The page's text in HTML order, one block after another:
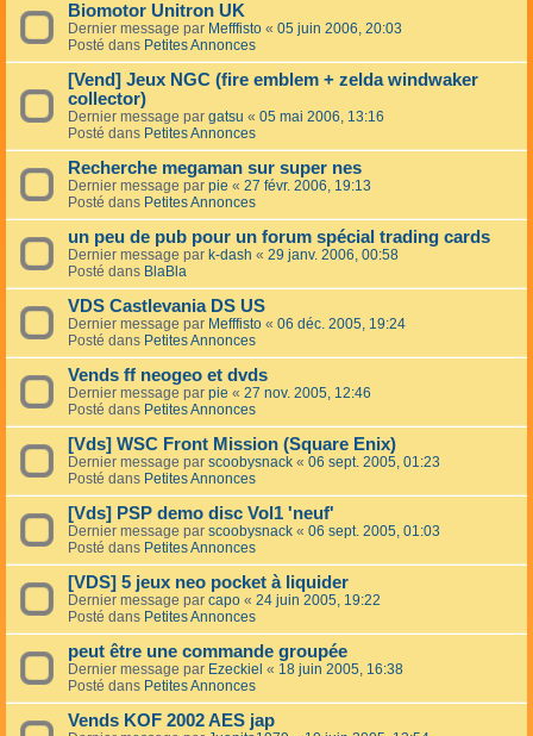
Biomotor Unitron UK
Dernier message par Mefffisto « 05 juin 2006, 20:03
Posté dans Petites Annonces
[Vend] Jeux NGC (fire emblem + zelda windwaker
collector)
Dernier message par gatsu « 05 mai 2006, 13:16
Posté dans Petites Annonces
Recherche megaman sur super nes
Dernier message par pie « 27 févr. 2006, 19:13
Posté dans Petites Annonces
un peu de pub pour un forum spécial trading cards
Dernier message par k-dash « 29 janv. 2006, 00:58
Posté dans BlaBla
VDS Castlevania DS US
Dernier message par Mefffisto « 06 déc. 2005, 19:24
Posté dans Petites Annonces
Vends ff neogeo et dvds
Dernier message par pie « 27 nov. 2005, 12:46
Posté dans Petites Annonces
[Vds] WSC Front Mission (Square Enix)
Dernier message par scoobysnack « 06 sept. 2005, 01:23
Posté dans Petites Annonces
[Vds] PSP demo disc Vol1 'neuf'
Dernier message par scoobysnack « 06 sept. 2005, 01:03
Posté dans Petites Annonces
[VDS] 5 jeux neo pocket à liquider
Dernier message par capo « 24 juin 2005, 19:22
Posté dans Petites Annonces
peut être une commande groupée
Dernier message par Ezeckiel « 18 juin 2005, 16:38
Posté dans Petites Annonces
Vends KOF 2002 AES jap